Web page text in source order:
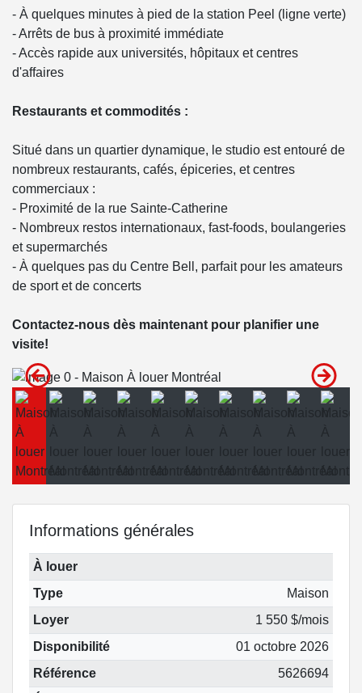
- À quelques minutes à pied de la station Peel (ligne verte)
- Arrêts de bus à proximité immédiate
- Accès rapide aux universités, hôpitaux et centres
d'affaires
Restaurants et commodités :
Situé dans un quartier dynamique, le studio est entouré de
nombreux restaurants, cafés, épiceries, et centres
commerciaux :
- Proximité de la rue Sainte-Catherine
- Nombreux restos internationaux, fast-foods, boulangeries
et supermarchés
- À quelques pas du Centre Bell, parfait pour les amateurs
de sport et de concerts
Contactez-nous dès maintenant pour planifier une
visite!
Informations générales
À louer
Type
Maison
Loyer
1 550 $/mois
Disponibilité
01 octobre 2026
Référence
5626694